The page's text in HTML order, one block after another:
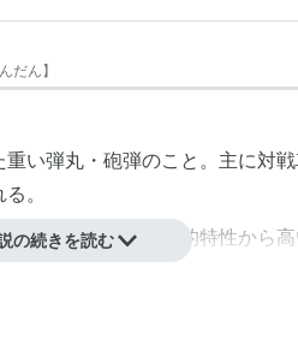
だん】
い弾丸・砲弾のこと。主に対
。
あり、また、物理的特性から
の続きを読む